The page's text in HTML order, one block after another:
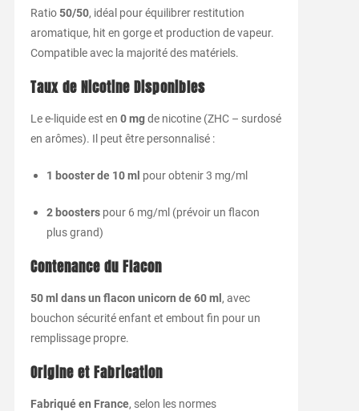
Ratio50/50, idéal pour équilibrer restitution
aromatique, hit en gorge et production de vapeur.
Compatible avec la majorité des matériels.
Taux de Nicotine Disponibles
Le e-liquide est en 0 mgde nicotine (ZHC – surdosé
en arômes). Il peut être personnalisé :
1 booster de 10 ml pour obtenir 3 mg/ml
2 boosterspour 6 mg/ml (prévoir un flacon
plus grand)
Contenance du Flacon
50 ml dans un flacon unicorn de 60 ml , avec
bouchon sécurité enfant et embout fin pour un
remplissage propre.
Origine et Fabrication
Fabriqué en France, selon les normes